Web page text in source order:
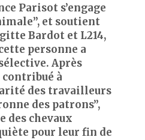
Parisot s’engage
et soutient
Bardot et L214,
personne a
Après
à
des travailleurs
des patrons”,
des chevaux
pour leur fin de